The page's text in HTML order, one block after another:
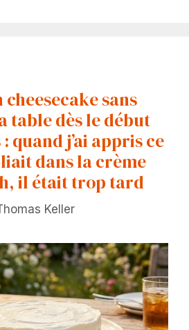
cheesecake sans
table dès le début
quand j’ai appris ce
dans la crème
il était trop tard
Keller